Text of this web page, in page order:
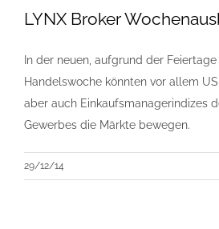
LYNX Broker
In der neuen, aufgrund der
Handelswoche könnten vor allem
aber auch Einkaufsmanagerindizes
Gewerbes die Märkte bewegen.
29/12/14